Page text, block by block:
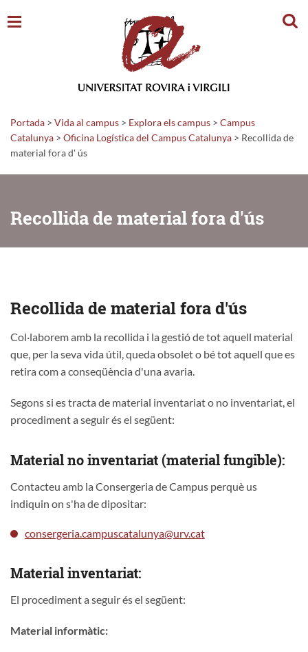
Portada > Vida al campus > Explora els campus > Campus
Catalunya > Oficina Logística del Campus Catalunya > Recollida de
material fora d' ús
Recollida de material fora d'ús
Recollida de material fora d'ús
Col·laborem amb la recollida i la gestió de tot aquell material
que, per la seva vida útil, queda obsolet o bé tot aquell que es
retira com a conseqüència d'una avaria.
Segons si es tracta de material inventariat o no inventariat, el
procediment a seguir és el següent:
Material no inventariat (material fungible):
Contacteu amb la Consergeria de Campus perquè us
indiquin on s'ha de dipositar:
consergeria.campuscatalunya@urv.cat
Material inventariat:
El procediment a seguir és el següent:
Material informàtic: